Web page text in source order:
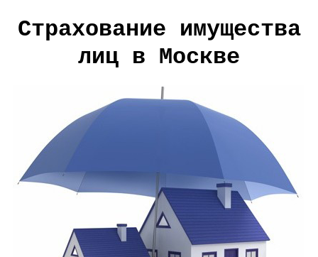
Страхование имущества
лиц в Москве